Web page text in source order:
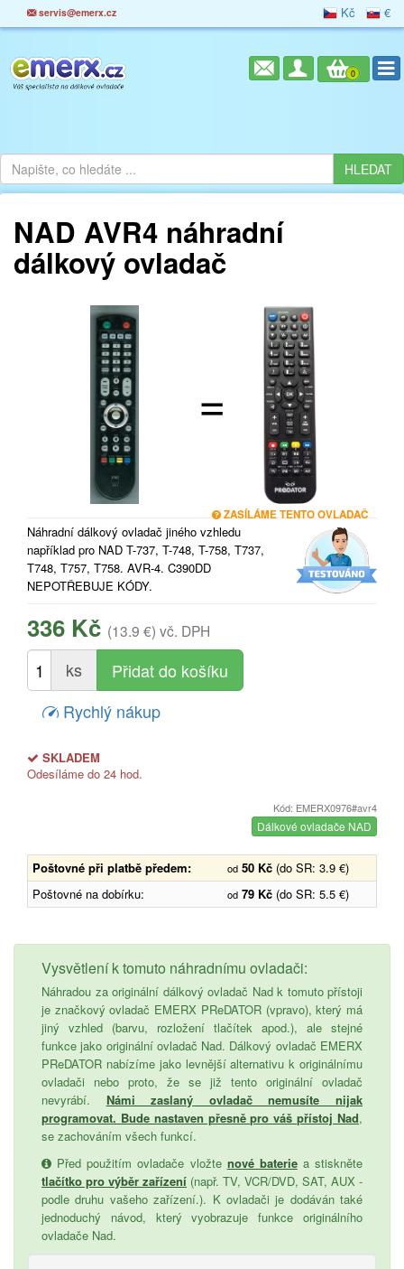
servis@emerx.cz Kč €
0
NAD AVR4 náhradní
dálkový ovladač
=
ZASÍLÁME TENTO OVLADAČ
Náhradní dálkový ovladač jiného vzhledu
například pro NAD T-737, T-748, T-758, T737,
T748, T757, T758. AVR-4. C390DD
NEPOTŘEBUJE KÓDY.
336 Kč (13.9 €) vč. DPH
ks
Rychlý nákup
SKLADEM
Odesíláme do 24 hod.
Kód: EMERX0976#avr4
Dálkové ovladače NAD
Poštovné při platbě předem: od 50 Kč (do SR: 3.9 €)
Poštovné na dobírku:
od 79 Kč (do SR: 5.5 €)
Vysvětlení k tomuto náhradnímu ovladači:
Náhradou za originální dálkový ovladač Nad k tomuto přístoji
je značkový ovladač EMERX PReDATOR (vpravo), který má
jiný vzhled (barvu, rozložení tlačítek apod.), ale stejné
funkce jako originální ovladač Nad. Dálkový ovladač EMERX
PReDATOR nabízíme jako levnější alternativu k originálnímu
ovladači nebo proto, že se již tento originální ovladač
nevyrábí. Námi zaslaný ovladač nemusíte nijak
programovat. Bude nastaven přesně pro váš přístoj Nad,
se zachováním všech funkcí.
Před použitím ovladače vložte nové bateriea stiskněte
tlačítko pro výběr zařízení (např. TV, VCR/DVD, SAT, AUX -
podle druhu vašeho zařízení.). K ovladači je dodáván také
jednoduchý návod, který vyobrazuje funkce originálního
ovladače Nad.